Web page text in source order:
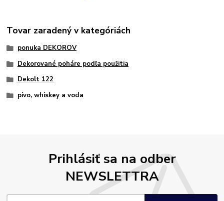
Tovar zaradený v kategóriách
ponuka DEKOROV
Dekorované poháre podľa použitia
Dekolt 122
pivo, whiskey a voda
Prihlásiť sa na odber
NEWSLETTRA